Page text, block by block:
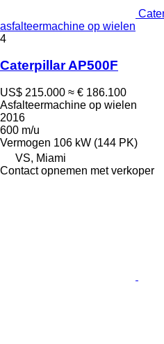
asfalteermachine op wielen
4
Caterpillar AP500F
US$ 215.000 ≈ € 186.100
Asfalteermachine op wielen
2016
600 m/u
Vermogen 106 kW (144 PK)
VS, Miami
Contact opnemen met verkoper